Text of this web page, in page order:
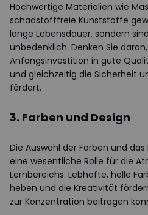
Hochwertige Materialien wie
schadstofffreie Kunststoffe
lange Lebensdauer, sondern
unbedenklich. Denken Sie
Anfangsinvestition in gute
und gleichzeitig die Sicherheit
fördert.
3. Farben und Design
Die Auswahl der Farben und
eine wesentliche Rolle für die
Lernbereichs. Lebhafte, helle
heben und die Kreativität
zur Konzentration beitragen